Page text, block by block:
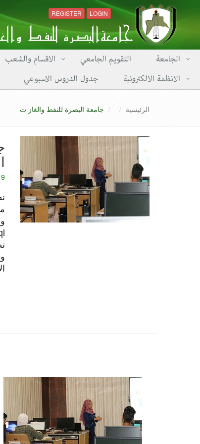
LOGIN
REGISTER
الجامعة التقويم الجامعي الاقسام والشعب
الانظمة الالكترونية
جدول الدروس الاسبوعي
الرئيسية جامعة البصرة للنفط والغاز ت